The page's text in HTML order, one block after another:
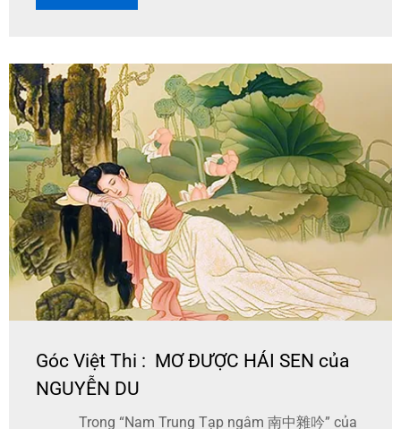
Góc Việt Thi : MƠ ĐƯỢC HÁI SEN của
NGUYỄN DU
Trong “Nam Trung Tạp ngâm 南中雜吟” của